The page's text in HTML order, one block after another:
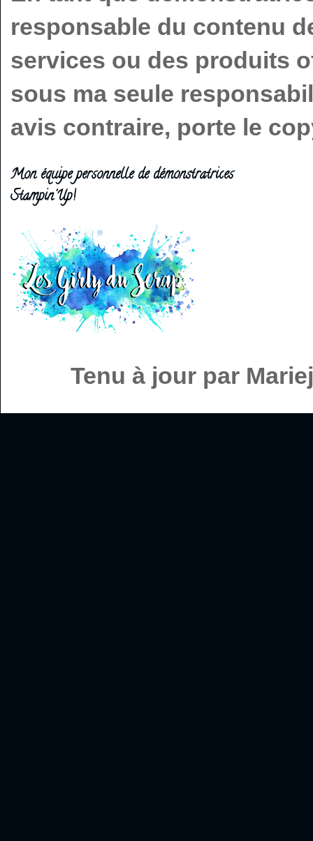
responsable du contenu
services ou des produits
sous ma seule
avis contraire, porte le
Mon équipe personnelle de démonstratrices
Stampin'Up!
Tenu à jour par